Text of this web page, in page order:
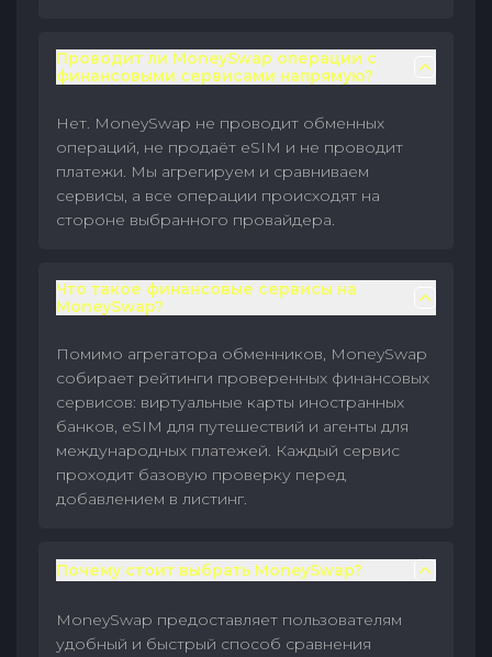
Проводит ли MoneySwap операции с
финансовыми сервисами напрямую?
Нет. MoneySwap не проводит обменных
операций, не продаёт eSIM и не проводит
платежи. Мы агрегируем и сравниваем
сервисы, а все операции происходят на
стороне выбранного провайдера.
Что такое финансовые сервисы на
MoneySwap?
Помимо агрегатора обменников, MoneySwap
собирает рейтинги проверенных финансовых
сервисов: виртуальные карты иностранных
банков, eSIM для путешествий и агенты для
международных платежей. Каждый сервис
проходит базовую проверку перед
добавлением в листинг.
Почему стоит выбрать MoneySwap?
MoneySwap предоставляет пользователям
удобный и быстрый способ сравнения